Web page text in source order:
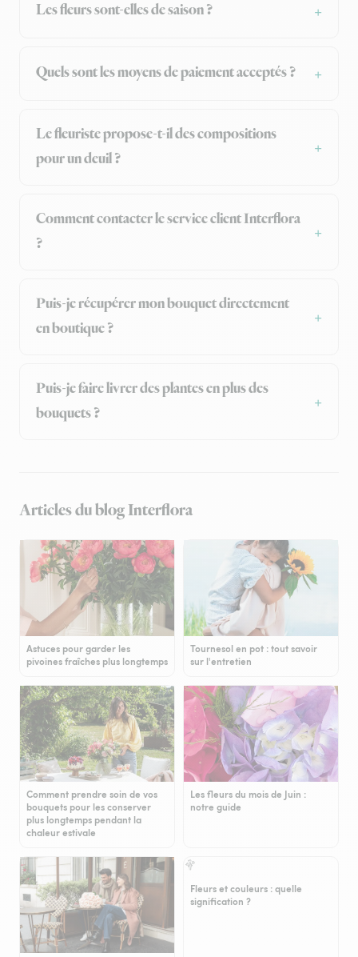
Les fleurs sont-elles de saison ?
Quels sont les moyens de paiement acceptés ?
Le fleuriste propose-t-il des compositions
pour un deuil ?
Comment contacter le service client Interflora
?
Puis-je récupérer mon bouquet directement
en boutique ?
Puis-je faire livrer des plantes en plus des
bouquets ?
Articles du blog Interflora
Astuces pour garder les
pivoines fraîches plus longtemps
Tournesol en pot : tout savoir
sur l'entretien
Comment prendre soin de vos
bouquets pour les conserver
plus longtemps pendant la
chaleur estivale
Les fleurs du mois de Juin :
notre guide
Fleurs et couleurs : quelle
signification ?